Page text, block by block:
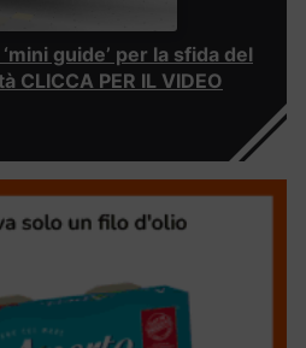
guide’ per la sfida del
PER IL VIDEO